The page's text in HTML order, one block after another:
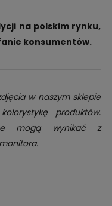
na polskim rynku,
konsumentów.
w naszym sklepie
produktów.
mogą wynikać z